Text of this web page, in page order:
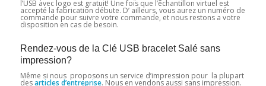
l’USB avec logo est gratuit! Une fois que l’échantillon virtuel est
accepté la fabrication débute. D’ ailleurs, vous aurez un numéro de
commande pour suivre votre commande, et nous restons a votre
disposition en cas de besoin.
Rendez-vous de la Clé USB bracelet Salé sans
impression?
Même si nous proposons un service d’impression pour la plupart
desarticles d’entreprise. Nous en vendons aussi sans impression.